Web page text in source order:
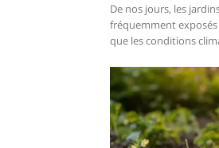
De nos jours, les
fréquemment
que les conditions